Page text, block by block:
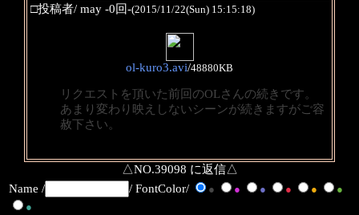
□投稿者/ may -0回-(2015/11/22(Sun) 15:15:18)
ol-kuro3.avi/48880KB
リクエストを頂いた前回のOLさんの続きです。
あまり変わり映えしないシーンが続きますがご容
赦下さい。
△NO.39098 に返信△
Name /
/ FontColor/ ● ● ● ● ●
●
●